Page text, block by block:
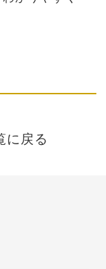
に戻る